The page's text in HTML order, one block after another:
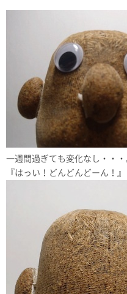
一週間過ぎても変化なし・・・
『はっい！どんどんどーん！』